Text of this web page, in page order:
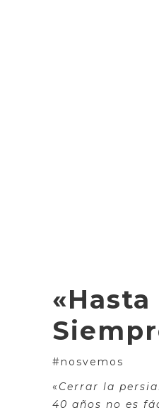
«Hasta
#nosvemos
« Cerrar la
40 años no es